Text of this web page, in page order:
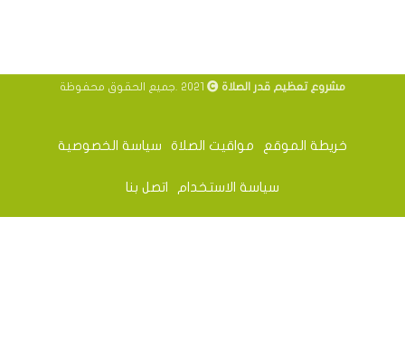
مشروع تعظيم قدر الصلاة
خريطة الموقع مواقيت الصلاة سياسة الخصوصية
سياسة الاستخدام اتصل بنا